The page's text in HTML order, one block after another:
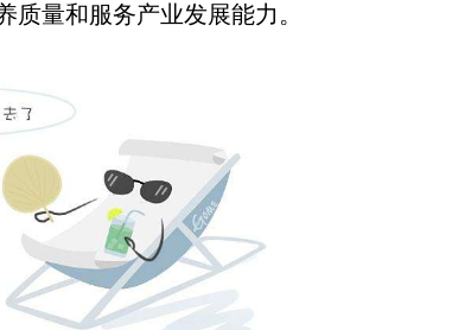
量和服务产业发展能力。